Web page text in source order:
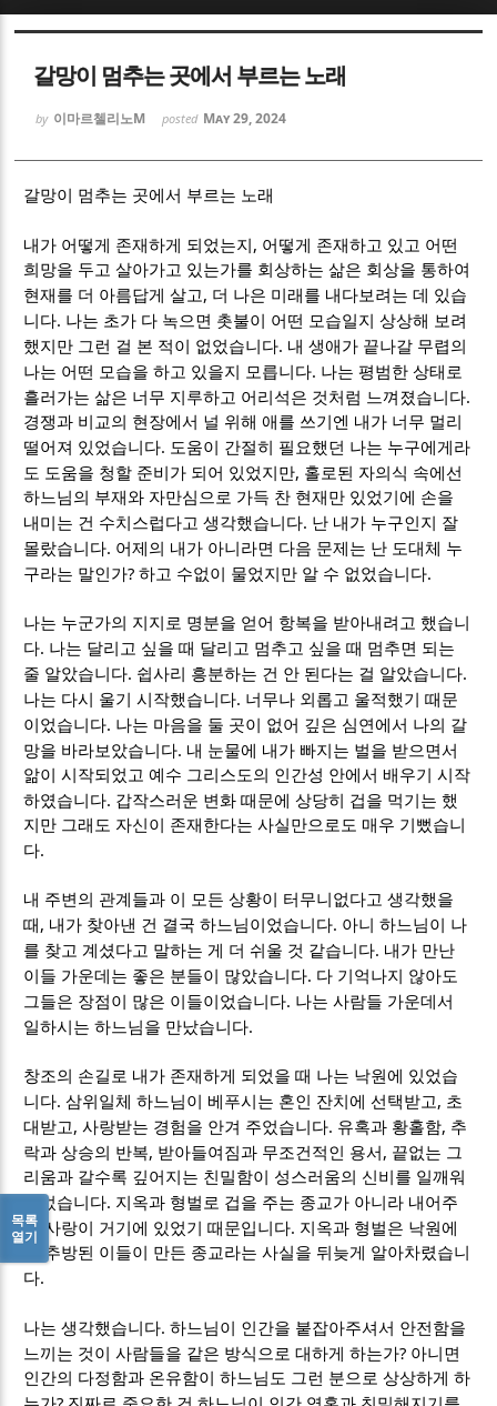
갈망이 멈추는 곳에서 부르는 노래
by 이마르첼리노M posted May 29, 2024
갈망이 멈추는 곳에서 부르는 노래
내가 어떻게 존재하게 되었는지 , 어떻게 존재하고 있고 어떤
희망을 두고 살아가고 있는가를 회상하는 삶은 회상을 통하여
현재를 더 아름답게 살고, 더 나은 미래를 내다보려는 데 있습
니다. 나는 초가 다 녹으면 촛불이 어떤 모습일지 상상해 보려
했지만 그런 걸 본 적이 없었습니다. 내 생애가 끝나갈 무렵의
나는 어떤 모습을 하고 있을지 모릅니다. 나는 평범한 상태로
흘러가는 삶은 너무 지루하고 어리석은 것처럼 느껴졌습니다.
경쟁과 비교의 현장에서 널 위해 애를 쓰기엔 내가 너무 멀리
떨어져 있었습니다. 도움이 간절히 필요했던 나는 누구에게라
도 도움을 청할 준비가 되어 있었지만, 홀로된 자의식 속에선
하느님의 부재와 자만심으로 가득 찬 현재만 있었기에 손을
내미는 건 수치스럽다고 생각했습니다. 난 내가 누구인지 잘
몰랐습니다. 어제의 내가 아니라면 다음 문제는 난 도대체 누
구라는 말인가?하고 수없이 물었지만 알 수 없었습니다.
나는 누군가의 지지로 명분을 얻어 항복을 받아내려고 했습니
다. 나는 달리고 싶을 때 달리고 멈추고 싶을 때 멈추면 되는
줄 알았습니다. 쉽사리 흥분하는 건 안 된다는 걸 알았습니다.
나는 다시 울기 시작했습니다. 너무나 외롭고 울적했기 때문
이었습니다. 나는 마음을 둘 곳이 없어 깊은 심연에서 나의 갈
망을 바라보았습니다. 내 눈물에 내가 빠지는 벌을 받으면서
앎이 시작되었고 예수 그리스도의 인간성 안에서 배우기 시작
하였습니다. 갑작스러운 변화 때문에 상당히 겁을 먹기는 했
지만 그래도 자신이 존재한다는 사실만으로도 매우 기뻤습니
다.
내 주변의 관계들과 이 모든 상황이 터무니없다고 생각했을
때 , 내가 찾아낸 건 결국 하느님이었습니다. 아니 하느님이 나
를 찾고 계셨다고 말하는 게 더 쉬울 것 같습니다. 내가 만난
이들 가운데는 좋은 분들이 많았습니다. 다 기억나지 않아도
그들은 장점이 많은 이들이었습니다. 나는 사람들 가운데서
일하시는 하느님을 만났습니다.
창조의 손길로 내가 존재하게 되었을 때 나는 낙원에 있었습
니다.삼위일체 하느님이 베푸시는 혼인 잔치에 선택받고, 초
대받고,사랑받는 경험을 안겨 주었습니다. 유혹과 황홀함, 추
락과 상승의 반복, 받아들여짐과 무조건적인 용서 , 끝없는 그
리움과 갈수록 깊어지는 친밀함이 성스러움의 신비를 일깨워
주었습니다. 지옥과 형벌로 겁을 주는 종교가 아니라 내어주
는 사랑이 거기에 있었기 때문입니다. 지옥과 형벌은 낙원에
서 추방된 이들이 만든 종교라는 사실을 뒤늦게 알아차렸습니
다.
나는 생각했습니다.하느님이 인간을 붙잡아주셔서 안전함을
느끼는 것이 사람들을 같은 방식으로 대하게 하는가? 아니면
인간의 다정함과 온유함이 하느님도 그런 분으로 상상하게 하
목록
열기
Sketchbook5, 스케치북5
Sketchbook5, 스케치북5
Sketchbook5, 스케치북5
Sketchbook5, 스케치북5